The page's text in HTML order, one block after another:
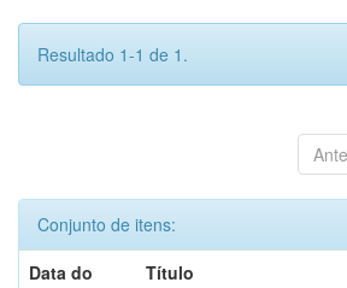
Resultado 1-1 de 1.
Conjunto de itens:
Data do
Título